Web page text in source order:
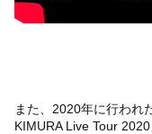
また、2020年に行われ
KIMURA Live Tour